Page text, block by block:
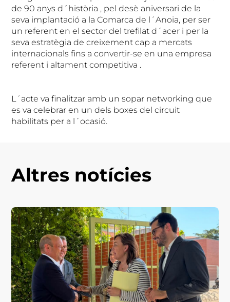
de 90 anys d´història , pel desè aniversari de la
seva implantació a la Comarca de l´Anoia, per ser
un referent en el sector del trefilat d´acer i per la
seva estratègia de creixement cap a mercats
internacionals fins a convertir-se en una empresa
referent i altament competitiva .
L´acte va finalitzar amb un sopar networking que
es va celebrar en un dels boxes del circuit
habilitats per a l´ocasió.
Altres notícies